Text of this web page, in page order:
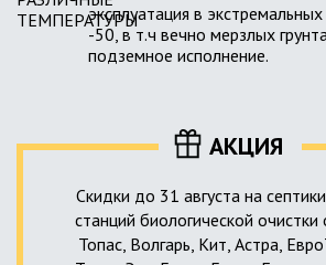
эксплуатация в
-50, в т.ч вечно мерзлых
подземное исполнение.
АКЦИЯ
Скидки до 31 августа на
станций биологической
Топас, Волгарь, Кит, Астра,